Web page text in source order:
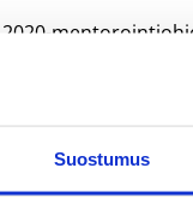
Suostumus
Huff
aina kun huomaa,
mainetta. Siinä